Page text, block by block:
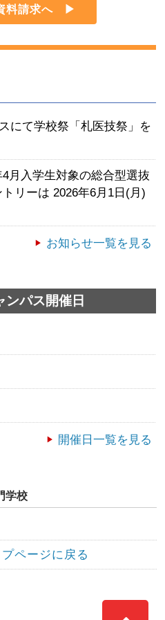
料請求へ
にて学校祭「札医技祭」を
月入学生対象の総合型選抜
トリーは 2026年6月1日(月)
お知らせ一覧を見る
パス開催日
開催日一覧を見る
学校
ページに戻る